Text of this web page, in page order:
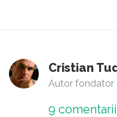
Autor fondator
9 comentarii